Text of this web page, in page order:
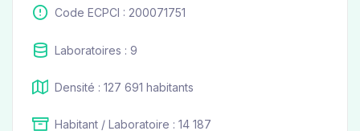
Code ECPCI : 200071751
Laboratoires : 9
Densité : 127 691 habitants
Habitant / Laboratoire : 14 187